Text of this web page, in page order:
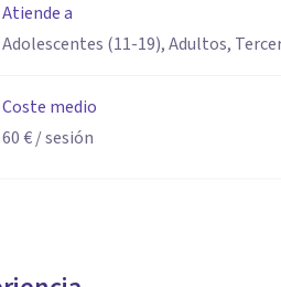
Atiende a
Adolescentes (11-19), Adultos,
Coste medio
60 €/ sesión